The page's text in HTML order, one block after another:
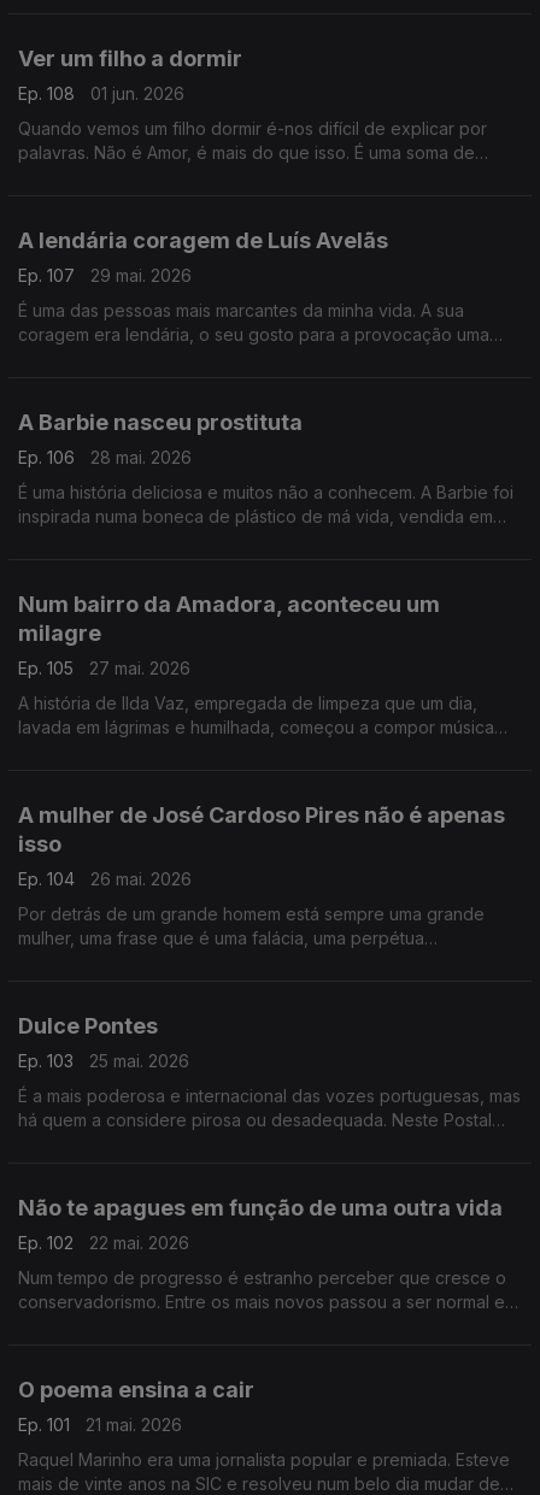
Ver um filho a dormir
Ep. 108
01 jun. 2026
Quando vemos um filho dormir é-nos difícil de explicar por
palavras. Não é Amor, é mais do que isso. É uma soma de
A lendária coragem de Luís Avelãs
Ep. 107
29 mai. 2026
É uma das pessoas mais marcantes da minha vida. A sua
coragem era lendária, o seu gosto para a provocação uma
A Barbie nasceu prostituta
Ep. 106
28 mai. 2026
É uma história deliciosa e muitos não a conhecem. A Barbie foi
inspirada numa boneca de plástico de má vida, vendida em
Num bairro da Amadora, aconteceu um
milagre
Ep. 105
27 mai. 2026
A história de Ilda Vaz, empregada de limpeza que um dia,
lavada em lágrimas e humilhada, começou a compor música
A mulher de José Cardoso Pires não é apenas
isso
Ep. 104
26 mai. 2026
Por detrás de um grande homem está sempre uma grande
mulher, uma frase que é uma falácia, uma perpétua
Dulce Pontes
Ep. 103
25 mai. 2026
É a mais poderosa e internacional das vozes portuguesas, mas
há quem a considere pirosa ou desadequada. Neste Postal
Não te apagues em função de uma outra vida
Ep. 102
22 mai. 2026
Num tempo de progresso é estranho perceber que cresce o
conservadorismo. Entre os mais novos passou a ser normal e
O poema ensina a cair
Ep. 101
21 mai. 2026
Raquel Marinho era uma jornalista popular e premiada. Esteve
mais de vinte anos na SIC e resolveu num belo dia mudar de